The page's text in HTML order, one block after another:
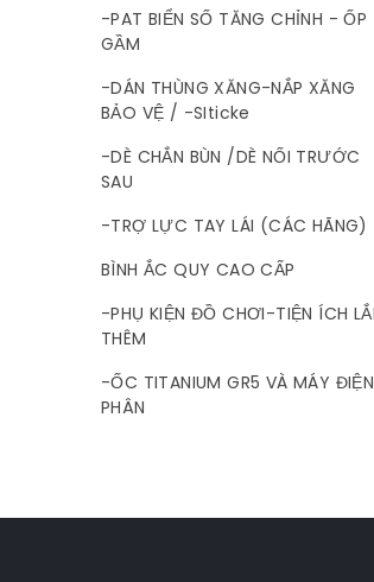
-PAT BIỂN SỐ TĂNG CHỈNH - ỐP
GẦM
-DÁN THÙNG XĂNG-NẮP XĂNG
BẢO VỆ / -SIticke
-DÈ CHẮN BÙN /DÈ NỐI TRƯỚC
SAU
-TRỢ LỰC TAY LÁI (CÁC HÃNG)
BÌNH ẮC QUY CAO CẤP
-PHỤ KIỆN ĐỒ CHƠI-TIỆN ÍCH
THÊM
-ỐC TITANIUM GR5 VÀ MÁY ĐIỆN
PHÂN